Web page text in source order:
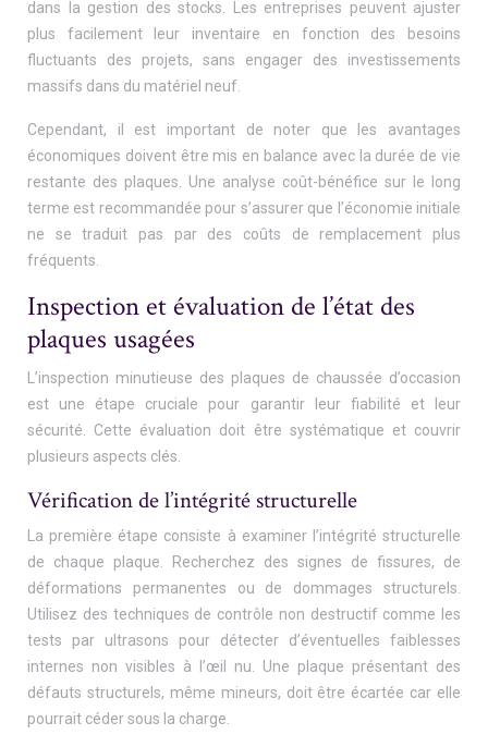
dans la gestion des stocks. Les entreprises peuvent ajuster
plus facilement leur inventaire en fonction des besoins
fluctuants des projets, sans engager des investissements
massifs dans du matériel neuf.
Cependant, il est important de noter que les avantages
économiques doivent être mis en balance avec la durée de vie
restante des plaques. Une analyse coût-bénéfice sur le long
terme est recommandée pour s’assurer que l’économie initiale
ne se traduit pas par des coûts de remplacement plus
fréquents.
Inspection et évaluation de l’état des
plaques usagées
L’inspection minutieuse des plaques de chaussée d’occasion
est une étape cruciale pour garantir leur fiabilité et leur
sécurité. Cette évaluation doit être systématique et couvrir
plusieurs aspects clés.
Vérification de l’intégrité structurelle
La première étape consiste à examiner l’intégrité structurelle
de chaque plaque. Recherchez des signes de fissures, de
déformations permanentes ou de dommages structurels.
Utilisez des techniques de contrôle non destructif comme les
tests par ultrasons pour détecter d’éventuelles faiblesses
internes non visibles à l’œil nu. Une plaque présentant des
défauts structurels, même mineurs, doit être écartée car elle
pourrait céder sous la charge.